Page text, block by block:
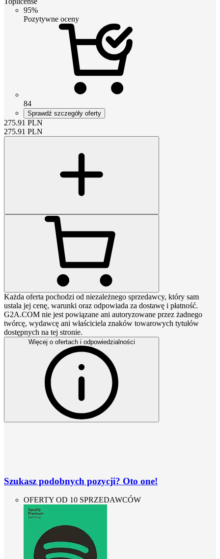
95%
Pozytywne oceny
84
Sprawdź szczegóły oferty
275.91 PLN
275.91 PLN
Każda oferta pochodzi od niezależnego sprzedawcy, który sam
ustala jej cenę, warunki oraz odpowiada za dostawę i płatność.
G2A.COM nie jest powiązane ani autoryzowane przez żadnego
twórcę, wydawcę ani właściciela znaków towarowych tytułów
dostępnych na tej stronie.
Więcej o ofertach i odpowiedzialności
Szukasz podobnych pozycji? Oto one!
OFERTY OD 10 SPRZEDAWCÓW